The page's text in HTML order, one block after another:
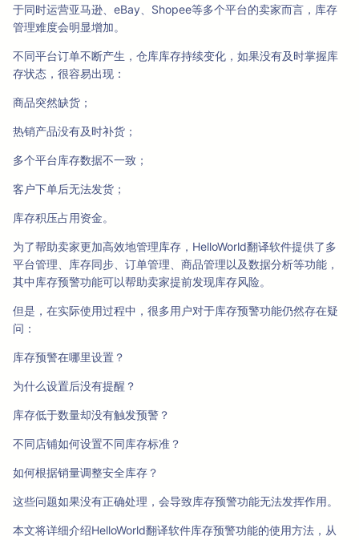
于同时运营亚马逊、eBay、Shopee等多个平台的卖家而言，库存
管理难度会明显增加。
不同平台订单不断产生，仓库库存持续变化，如果没有及时掌握库
存状态，很容易出现：
商品突然缺货；
热销产品没有及时补货；
多个平台库存数据不一致；
客户下单后无法发货；
库存积压占用资金。
为了帮助卖家更加高效地管理库存，HelloWorld翻译软件提供了多
平台管理、库存同步、订单管理、商品管理以及数据分析等功能，
其中库存预警功能可以帮助卖家提前发现库存风险。
但是，在实际使用过程中，很多用户对于库存预警功能仍然存在疑
问：
库存预警在哪里设置？
为什么设置后没有提醒？
库存低于数量却没有触发预警？
不同店铺如何设置不同库存标准？
如何根据销量调整安全库存？
这些问题如果没有正确处理，会导致库存预警功能无法发挥作用。
本文将详细介绍HelloWorld翻译软件库存预警功能的使用方法，从